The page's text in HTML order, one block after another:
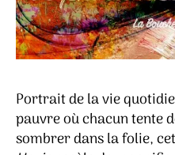
Portrait de la vie
pauvre où chacun tente
sombrer dans la folie,